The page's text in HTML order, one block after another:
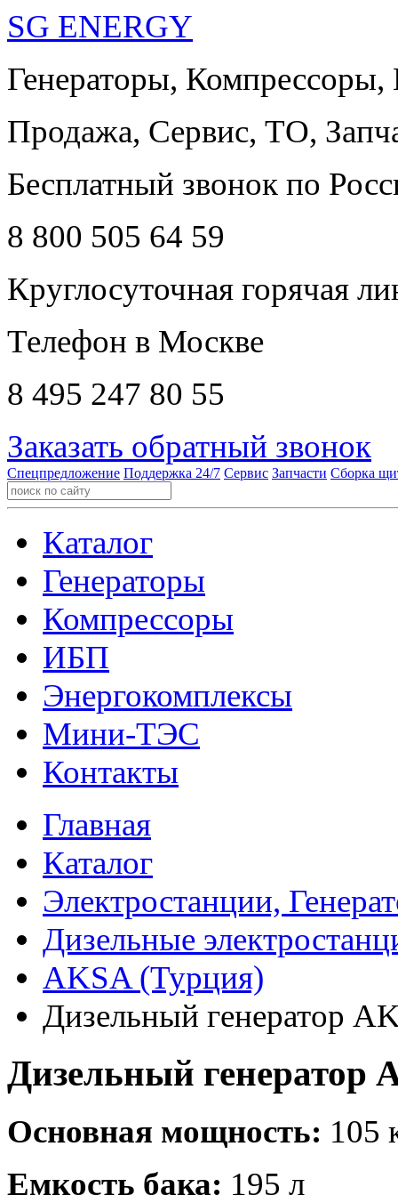
SG ENERGY
Генераторы,
Продажа, Сервис, ТО,
Бесплатный звонок по
8 800 505 64 59
Круглосуточная горячая
Телефон в Москве
8 495 247 80 55
Заказать обратный звонок
Спецпредложение Поддержка 24/7 Сервис Запчасти Сборка
Каталог
Генераторы
Компрессоры
ИБП
Энергокомплексы
Мини-ТЭС
Контакты
Главная
Каталог
Электростанции,
Дизельные
AKSA (Турция)
Дизельный генератор
Дизельный генератор
Основная мощность: 105
Емкость бака: 195 л